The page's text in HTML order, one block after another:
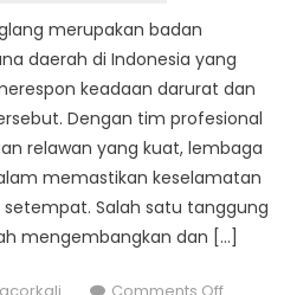
Risk
merupakan badan
daerah di Indonesia yang
keadaan darurat dan
Dengan tim profesional
relawan yang kuat, lembaga
memastikan keselamatan
Salah satu tanggung
mengembangkan dan […]
on